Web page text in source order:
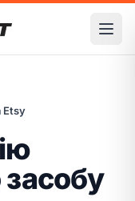
Etsy